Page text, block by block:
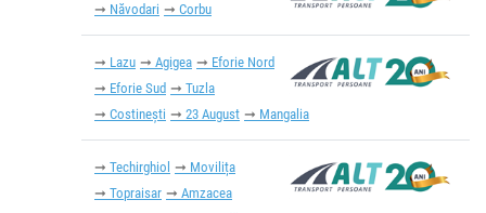
Năvodari
Corbu
Lazu Agigea
Eforie Nord
Eforie Sud
Tuzla
Costinești
23 August Mangalia
Techirghiol
Movilița
Topraisar
Amzacea